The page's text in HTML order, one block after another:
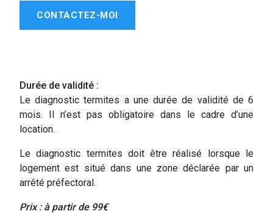
CONTACTEZ-MOI
Durée de validité :
Le diagnostic termites a une durée de validité de 6
mois. Il n’est pas obligatoire dans le cadre d’une
location.
Le diagnostic termites doit être réalisé lorsque le
logement est situé dans une zone déclarée par un
arrêté préfectoral.
Prix : à partir de 99€